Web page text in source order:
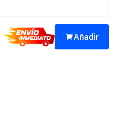
Añadir